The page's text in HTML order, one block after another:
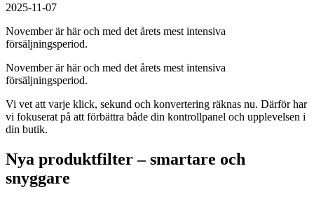
2025-11-07
November är här och med det årets mest intensiva
försäljningsperiod.
November är här och med det årets mest intensiva
försäljningsperiod.
Vi vet att varje klick, sekund och konvertering räknas nu. Därför har
vi fokuserat på att förbättra både din kontrollpanel och upplevelsen i
din butik.
Nya produktfilter – smartare och
snyggare